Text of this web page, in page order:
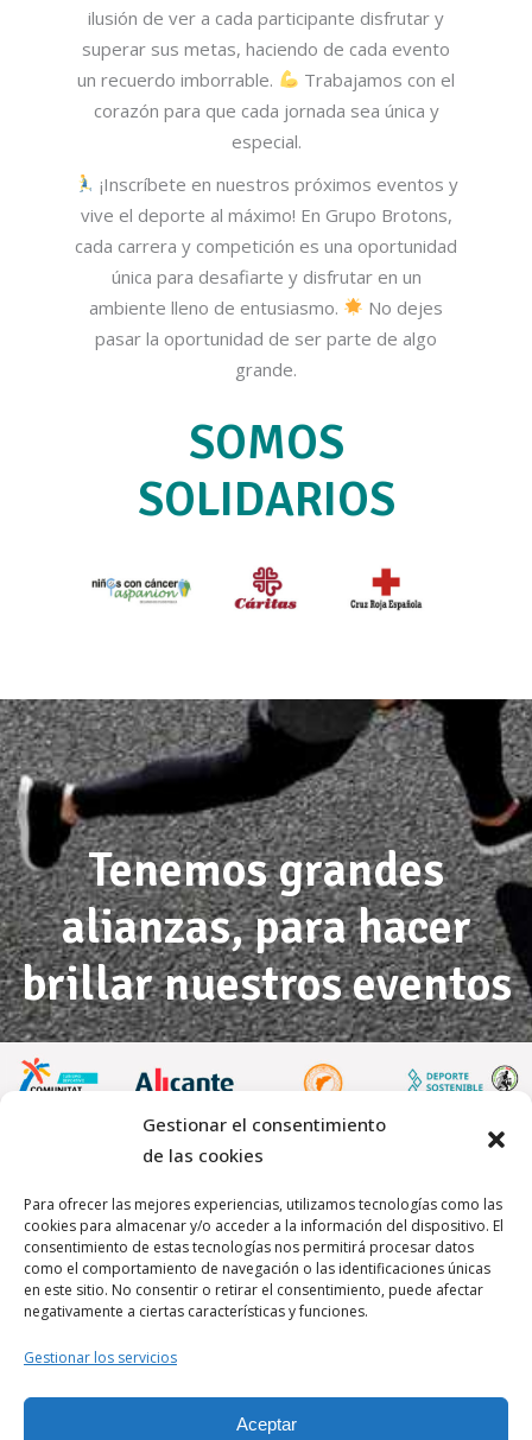
Gestionar el consentimiento
de las cookies
Para ofrecer las mejores experiencias, utilizamos tecnologías como las
cookies para almacenar y/o acceder a la información del dispositivo. El
consentimiento de estas tecnologías nos permitirá procesar datos
como el comportamiento de navegación o las identificaciones únicas
en este sitio. No consentir o retirar el consentimiento, puede afectar
negativamente a ciertas características y funciones.
Gestionar los servicios
Aceptar
ilusión de ver a cada participante disfrutar y
superar sus metas, haciendo de cada evento
un recuerdo imborrable.
Trabajamos con el
corazón para que cada jornada sea única y
especial.
¡Inscríbete en nuestros próximos eventos y
vive el deporte al máximo! En Grupo Brotons,
cada carrera y competición es una oportunidad
única para desafiarte y disfrutar en un
ambiente lleno de entusiasmo.
No dejes
pasar la oportunidad de ser parte de algo
grande.
SOMOS
SOLIDARIOS
Tenemos grandes
alianzas, para hacer
brillar nuestros eventos
Política de Privacidad